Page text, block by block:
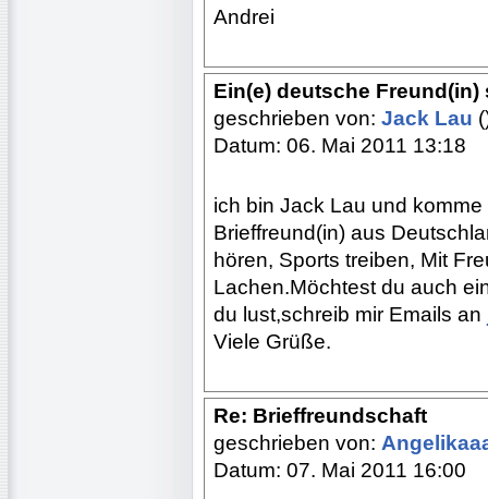
Andrei
Ein(e) deutsche Freund(in)
geschrieben von: Jack Lau
Datum: 06. Mai 2011 13:18
ich bin Jack Lau und
Brieffreund(in) aus
hören, Sports treiben, Mit
Lachen.Möchtest du auch
du lust,schreib mir Emails an
Viele Grüße.
Re: Brieffreundschaft
geschrieben von:
Datum: 07. Mai 2011 16:00